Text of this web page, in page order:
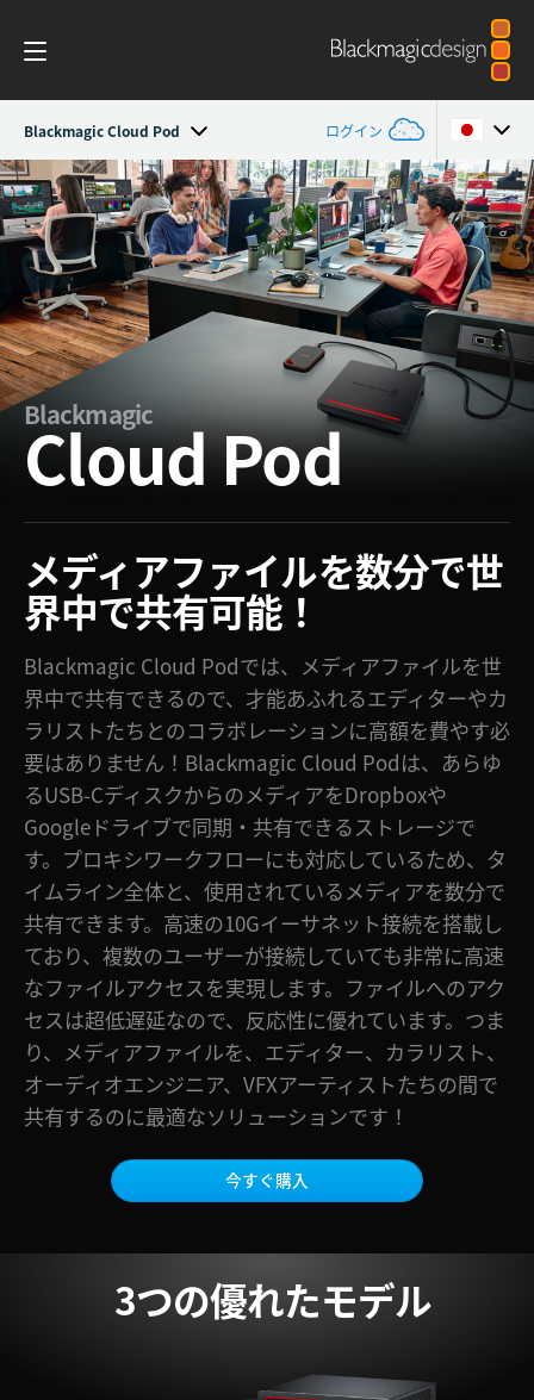
Blackmagic Cloud Pod ログイン
Blackmagic Cloud Pod
仕様
Argentina
Australia
Austria
Brazil
Canada
China
Finland
France
Germany
Hong Kong SAR, China
India
Italy
Japan
Korea
Mexico
Malaysia
Netherlands
New Zealand
Norway
Blackmagic
Cloud Pod
メディアファイルを数分で世
界中で共有可能！
Blackmagic Cloud Podでは、メディアファイルを世
界中で共有できるので、才能あふれるエディターやカ
ラリストたちとのコラボレーションに高額を費やす必
要はありません！Blackmagic Cloud Podは、あらゆ
るUSB-CディスクからのメディアをDropboxや
Googleドライブで同期・共有できるストレージで
す。プロキシワークフローにも対応しているため、タ
イムライン全体と、使用されているメディアを数分で
共有できます。高速の10Gイーサネット接続を搭載し
ており、複数のユーザーが接続していても非常に高速
なファイルアクセスを実現します。ファイルへのアク
セスは超低遅延なので、反応性に優れています。つま
り、メディアファイルを、エディター、カラリスト、
オーディオエンジニア、VFXアーティストたちの間で
共有するのに最適なソリューションです！
今すぐ購入
3つの優れたモデル